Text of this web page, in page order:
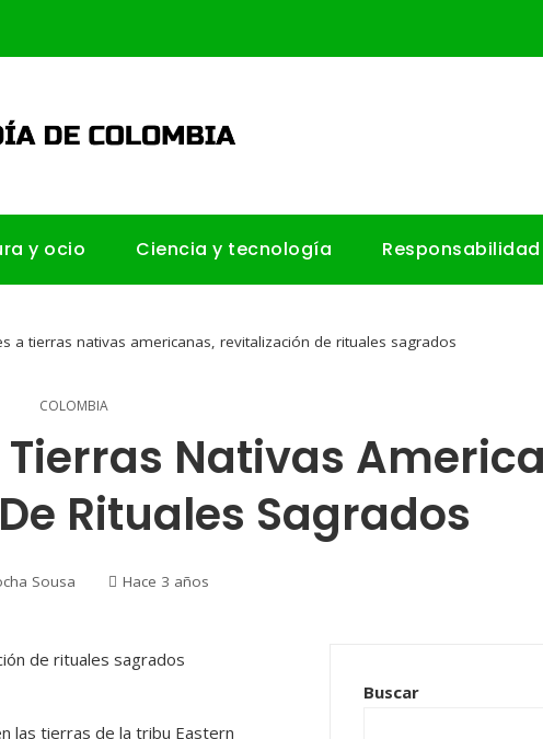
y ocio Ciencia y tecnología
a tierras nativas americanas, revitalización de rituales sagrados
COLOMBIA
Tierras Nativas
Rituales Sagrados
Sousa Hace 3 años
las tierras de la tribu Eastern
Buscar